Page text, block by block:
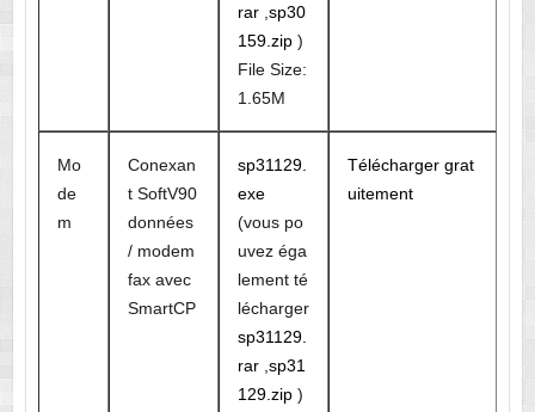
rar, sp30
159.zip)
File Size:
1.65M
Mo
de
m
Conexan
t SoftV90
données
/ modem
fax avec
SmartCP
sp31129.
exe
(vous po
uvez éga
lement té
lécharger
sp31129.
rar, sp31
129.zip)
Télécharger grat
uitement